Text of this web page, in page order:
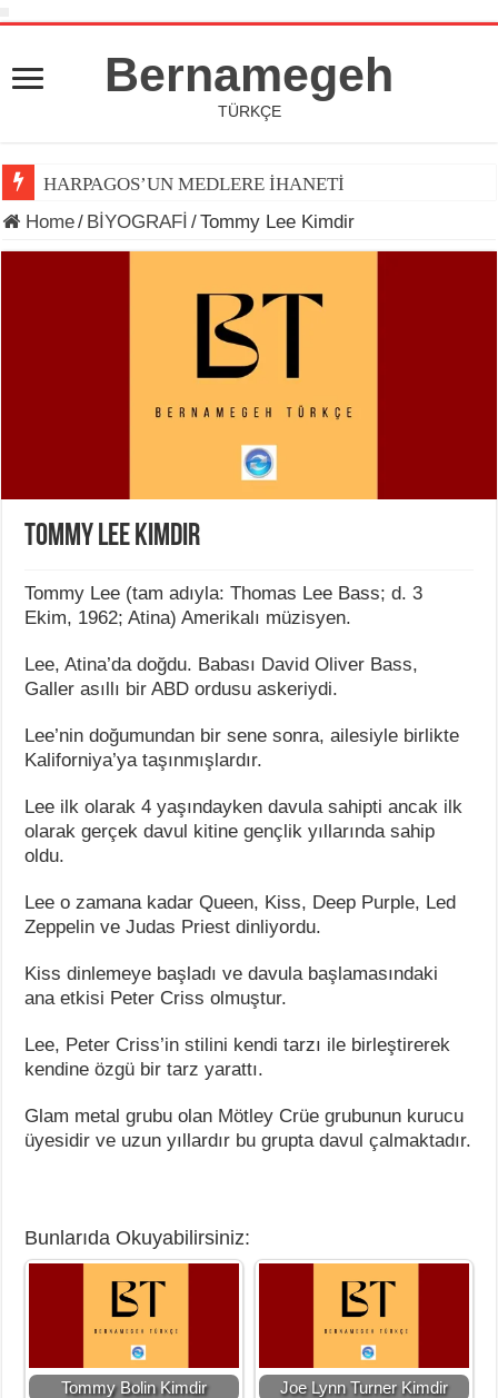
Bernamegeh
TÜRKÇE
HARPAGOS’UN MEDLERE İHANETİ
Home/ BİYOGRAFİ /Tommy Lee Kimdir
Tommy Lee Kimdir
Tommy Lee (tam adıyla: Thomas Lee Bass; d. 3
Ekim, 1962; Atina) Amerikalı müzisyen.
Lee, Atina’da doğdu. Babası David Oliver Bass,
Galler asıllı bir ABD ordusu askeriydi.
Lee’nin doğumundan bir sene sonra, ailesiyle birlikte
Kaliforniya’ya taşınmışlardır.
Lee ilk olarak 4 yaşındayken davula sahipti ancak ilk
olarak gerçek davul kitine gençlik yıllarında sahip
oldu.
Lee o zamana kadar Queen, Kiss, Deep Purple, Led
Zeppelin ve Judas Priest dinliyordu.
Kiss dinlemeye başladı ve davula başlamasındaki
ana etkisi Peter Criss olmuştur.
Lee, Peter Criss’in stilini kendi tarzı ile birleştirerek
kendine özgü bir tarz yarattı.
Glam metal grubu olan Mötley Crüe grubunun kurucu
üyesidir ve uzun yıllardır bu grupta davul çalmaktadır.
Bunlarıda Okuyabilirsiniz:
Tommy Bolin Kimdir Joe Lynn Turner Kimdir